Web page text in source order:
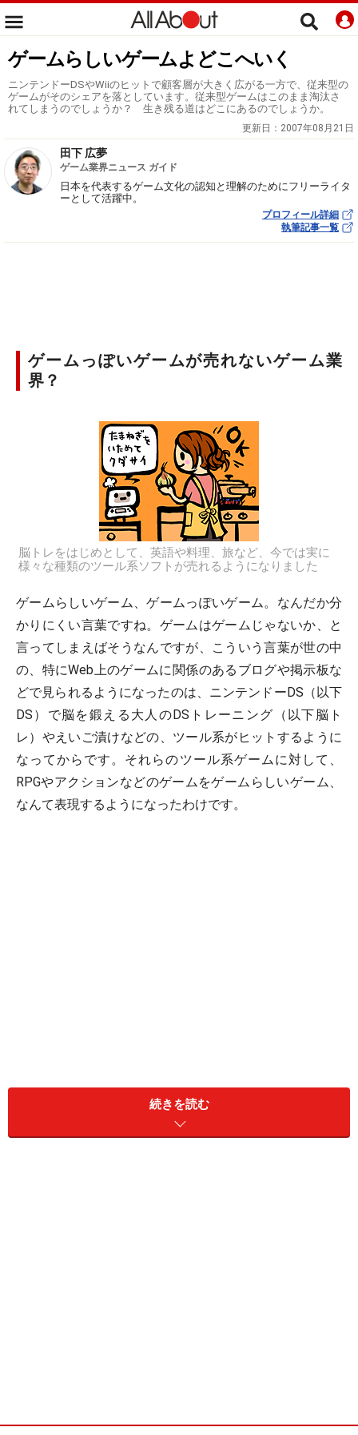
ゲームらしいゲームよどこへいく
ニンテンドーDSやWiiのヒットで顧客層が大きく広がる一方で、従来型の
ゲームがそのシェアを落としています。従来型ゲームはこのまま淘汰さ
れてしまうのでしょうか？ 生き残る道はどこにあるのでしょうか。
更新日： 2007年08月21日
田下 広夢
ゲーム業界ニュース ガイド
日本を代表するゲーム文化の認知と理解のためにフリーライタ
ーとして活躍中。
プロフィール詳細
執筆記事一覧
ゲームっぽいゲームが売れないゲーム業
界？
脳トレをはじめとして、英語や料理、旅など、今では実に
様々な種類のツール系ソフトが売れるようになりました
ゲームらしいゲーム、ゲームっぽいゲーム。なんだか分
かりにくい言葉ですね。ゲームはゲームじゃないか、と
言ってしまえばそうなんですが、こういう言葉が世の中
の、特にWeb上のゲームに関係のあるブログや掲示板な
どで見られるようになったのは、ニンテンドーDS（以下
DS）で脳を鍛える大人のDSトレーニング（以下脳ト
レ）やえいご漬けなどの、ツール系がヒットするように
なってからです。それらのツール系ゲームに対して、
RPGやアクションなどのゲームをゲームらしいゲーム、
なんて表現するようになったわけです。
であったり、スーパーマリオであったりを指しました。
それをわざわざゲームらしいゲーム、なんて言い回しを
するようになったのは、脳トレの大ヒットをはじめとし
続きを読む